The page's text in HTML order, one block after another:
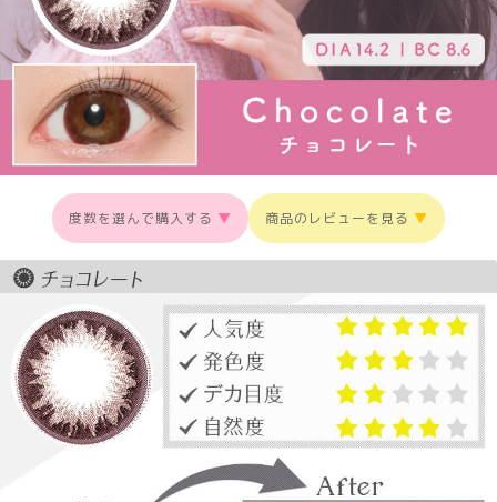
度数を選んで購入する ▼ 商品のレビューを見る ▼